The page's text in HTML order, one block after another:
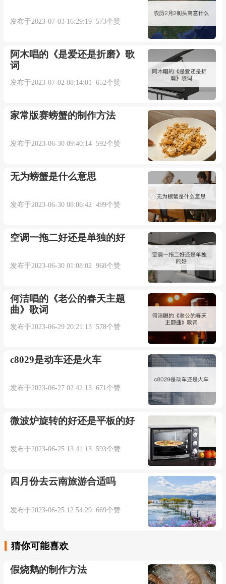
发布于2023-07-03 16:29:19 573个赞
阿木唱的《是爱还是折磨》歌
词
发布于2023-07-02 08:14:01 652个赞
家常版赛螃蟹的制作方法
发布于2023-06-30 09:40:14 592个赞
无为螃蟹是什么意思
发布于2023-06-30 08:06:42 499个赞
空调一拖二好还是单独的好
发布于2023-06-30 01:08:02 968个赞
何洁唱的《老公的春天主题
曲》歌词
发布于2023-06-29 20:21:13 578个赞
c8029是动车还是火车
发布于2023-06-27 02:42:13 671个赞
微波炉旋转的好还是平板的好
发布于2023-06-25 13:41:13 593个赞
四月份去云南旅游合适吗
发布于2023-06-25 12:54:29 669个赞
猜你可能喜欢
假烧鹅的制作方法